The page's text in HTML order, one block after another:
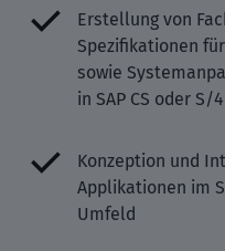
Erstellung von
Spezifikationen
sowie
in SAP CS oder S/
Konzeption und
Applikationen im
Umfeld